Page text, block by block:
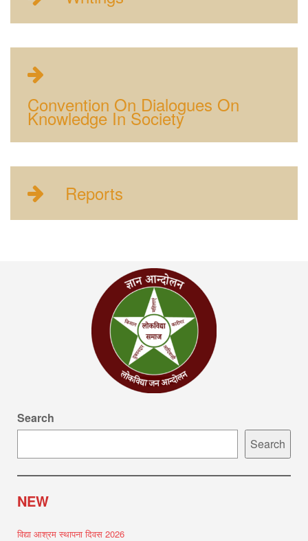
Convention On Dialogues On
Knowledge In Society
Reports
Search
Search
NEW
विद्या आश्रम स्थापना दिवस 2026